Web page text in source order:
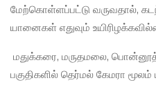
மேற்கொள்ளப்பட்டு வருவதால்,
யானைகள் எதுவும்
மதுக்கரை, மருதமலை,
பகுதிகளில் தெர்மல் கேமரா